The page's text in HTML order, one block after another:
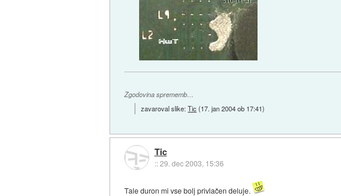
Zgodovina sprememb…
zavaroval slike:Tic (17. jan 2004 ob 17:41)
Tic
::29. dec 2003, 15:36
Tale duron mi vse bolj privlačen deluje.